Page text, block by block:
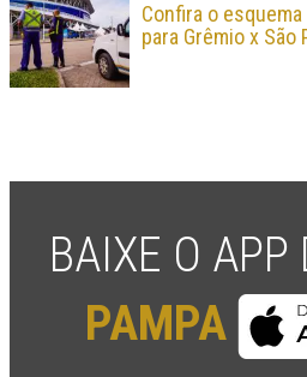
Confira o
para Grêmio x
BAIXE O APP
PAMPA